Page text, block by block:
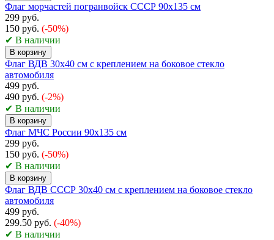
Флаг морчастей погранвойск СССР 90х135 см
299 руб.
150 руб. (-50%)
✔ В наличии
В корзину
Флаг ВДВ 30x40 см с креплением на боковое стекло
автомобиля
499 руб.
490 руб. (-2%)
✔ В наличии
В корзину
Флаг МЧС России 90х135 см
299 руб.
150 руб. (-50%)
✔ В наличии
В корзину
Флаг ВДВ СССР 30x40 см с креплением на боковое стекло
автомобиля
499 руб.
299.50 руб. (-40%)
✔ В наличии